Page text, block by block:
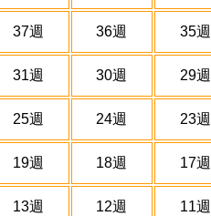
37週 36週 35週
31週 30週 29週
25週 24週 23週
19週 18週 17週
13週 12週 11週